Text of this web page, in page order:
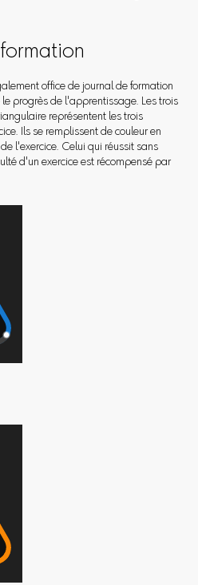
office de journal de formation
progrès de l'apprentissage. Les trois
représentent les trois
Ils se remplissent de couleur en
l'exercice. Celui qui réussit sans
d'un exercice est récompensé par